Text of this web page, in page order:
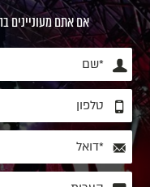
אם אתם מעוניינים